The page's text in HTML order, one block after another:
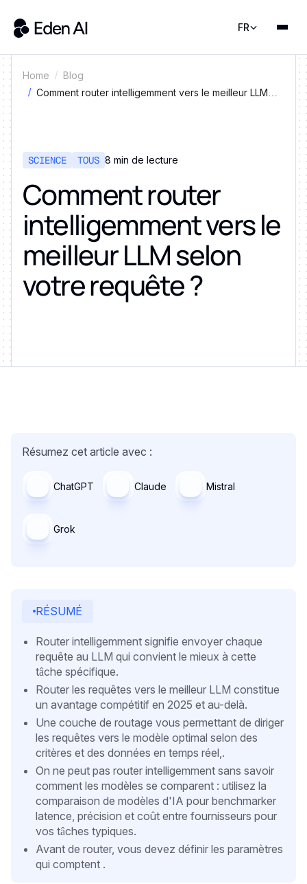
FR
Home
Blog
Comment router intelligemment vers le meilleur LLM
SCIENCE TOUS 8 min de lecture
Comment router
intelligemment vers le
meilleur LLM selon
votre requête ?
Résumez cet article avec :
ChatGPT Claude Mistral
Grok
RÉSUMÉ
Router intelligemment signifie envoyer chaque
requête au LLM qui convient le mieux à cette
tâche spécifique.
Router les requêtes vers le meilleur LLM constitue
un avantage compétitif en 2025 et au-delà.
Une couche de routage vous permettant de diriger
les requêtes vers le modèle optimal selon des
critères et des données en temps réel,.
On ne peut pas router intelligemment sans savoir
comment les modèles se comparent : utilisez la
comparaison de modèles d'IA pour benchmarker
latence, précision et coût entre fournisseurs pour
vos tâches typiques.
Avant de router, vous devez définir les paramètres
qui comptent .